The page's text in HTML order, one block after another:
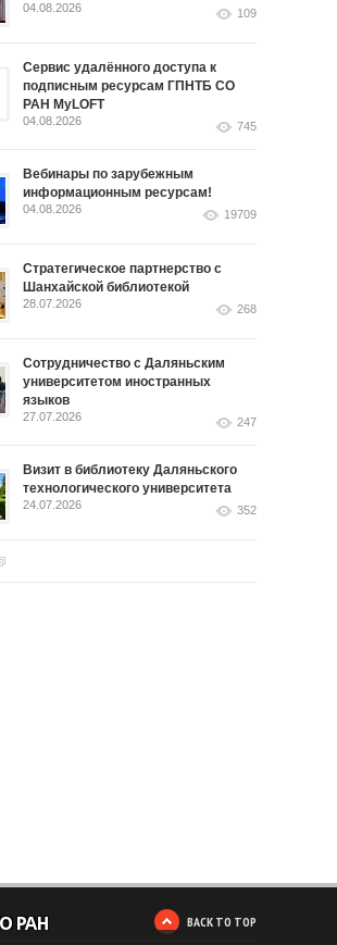
04.08.2026 109
Сервис удалённого доступа к
подписным ресурсам ГПНТБ СО
РАН MyLOFT
04.08.2026 745
Вебинары по зарубежным
информационным ресурсам!
04.08.2026 19709
Стратегическое партнерство с
Шанхайской библиотекой
28.07.2026 268
Сотрудничество с Даляньским
университетом иностранных
языков
27.07.2026 247
Визит в библиотеку Даляньского
технологического университета
24.07.2026 352
BACK TO TOP